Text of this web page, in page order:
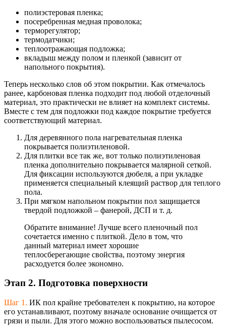
полиэстеровая пленка;
посеребренная медная проволока;
терморегулятор;
термодатчики;
теплоотражающая подложка;
вкладыш между полом и пленкой (зависит от
напольного покрытия).
Теперь несколько слов об этом покрытии. Как отмечалось
ранее, карбоновая пленка подходит под любой отделочный
материал, это практически не влияет на комплект системы.
Вместе с тем для подложки под каждое покрытие требуется
соответствующий материал.
Для деревянного пола нагревательная пленка
покрывается полиэтиленовой.
Для плитки все так же, вот только полиэтиленовая
пленка дополнительно покрывается малярной сеткой.
Для фиксации используются дюбеля, а при укладке
применяется специальный клеящий раствор для теплого
пола.
При мягком напольном покрытии пол защищается
твердой подложкой – фанерой, ДСП и т. д.
Обратите внимание! Лучше всего пленочный пол
сочетается именно с плиткой. Дело в том, что
данный материал имеет хорошие
теплосберегающие свойства, поэтому энергия
расходуется более экономно.
Этап 2. Подготовка поверхности
Шаг 1. ИК пол крайне требователен к покрытию, на которое
его устанавливают, поэтому вначале основание очищается от
грязи и пыли. Для этого можно воспользоваться пылесосом.